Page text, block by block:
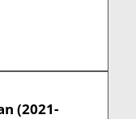
(2021-